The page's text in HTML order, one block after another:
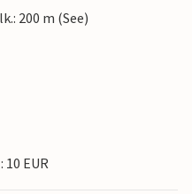
200 m (See)
EUR